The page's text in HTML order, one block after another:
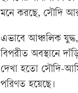
মনে করছে, সৌদি
এভাবে আঞ্চলিক যুদ্ধ,
বিপরীত অবস্থানে
দেখা হতো সৌদি-
পরিণত হয়েছে।